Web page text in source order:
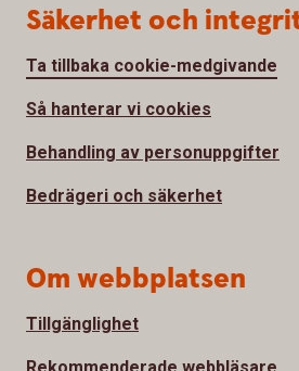
Säkerhet och
Ta tillbaka cookie-medgivande
Så hanterar vi cookies
Behandling av personuppgifter
Bedrägeri och säkerhet
Om webbplatsen
Tillgänglighet